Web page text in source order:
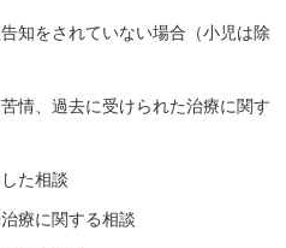
知をされていない場合（小児は除
情、過去に受けられた治療に関す
た相談
療に関する相談